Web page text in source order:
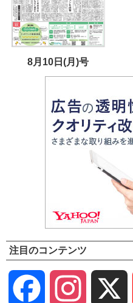
8月10日(月)号
注目のコンテンツ
Facebook Instagram